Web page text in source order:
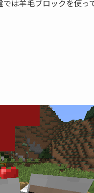
は羊毛ブロックを使っ